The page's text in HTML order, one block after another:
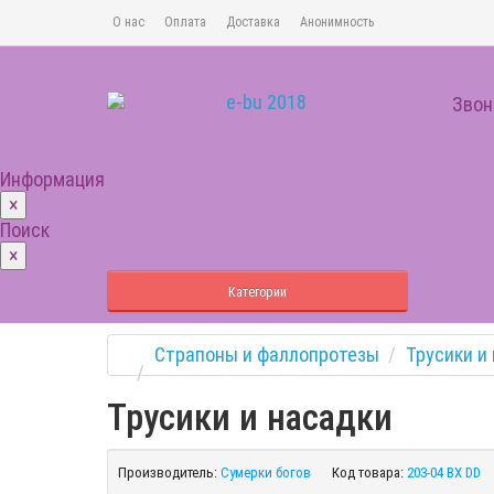
О нас Оплата Доставка Анонимность
Информация
×
Поиск
×
Категории
Страпоны и фаллопротезы Трусики
Трусики и насадки
Производитель: Сумерки богов Код товара: 203-04 BX DD